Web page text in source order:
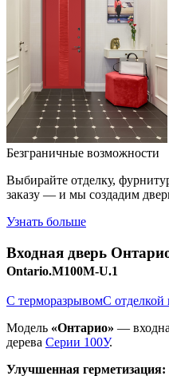
Безграничные возможности
Выбирайте отделку,
заказу — и мы создадим
Узнать больше
Входная дверь
Ontario.M100M-U.1
С терморазрывомС отделкой
Модель «Онтарио» —
дерева Серии 100У.
Улучшенная герметизация: